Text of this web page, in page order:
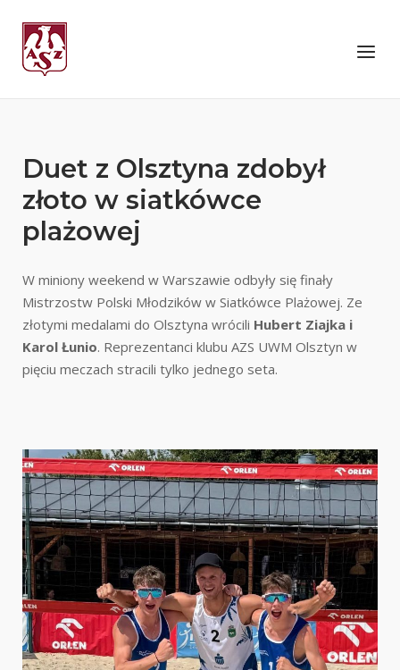
content
Home
Menu
Duet z Olsztyna zdobył
złoto w siatkówce
plażowej
W miniony weekend w Warszawie odbyły się finały
Mistrzostw Polski Młodzików w Siatkówce Plażowej. Ze
złotymi medalami do Olsztyna wrócili Hubert Ziajka i
Karol Łunio. Reprezentanci klubu AZS UWM Olsztyn w
pięciu meczach stracili tylko jednego seta.